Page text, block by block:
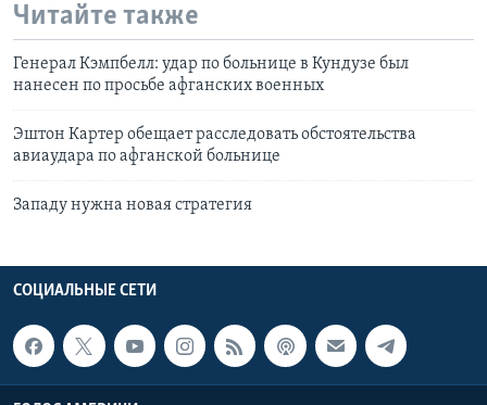
Читайте также
Генерал Кэмпбелл: удар по больнице в Кундузе был
нанесен по просьбе афганских военных
Эштон Картер обещает расследовать обстоятельства
авиаудара по афганской больнице
Западу нужна новая стратегия
СОЦИАЛЬНЫЕ СЕТИ